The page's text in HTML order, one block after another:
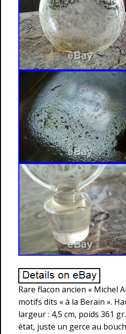
Rare flacon ancien « Michel
motifs dits « à la Berain ».
largeur : 4,5 cm, poids 361
état, juste un gerce au